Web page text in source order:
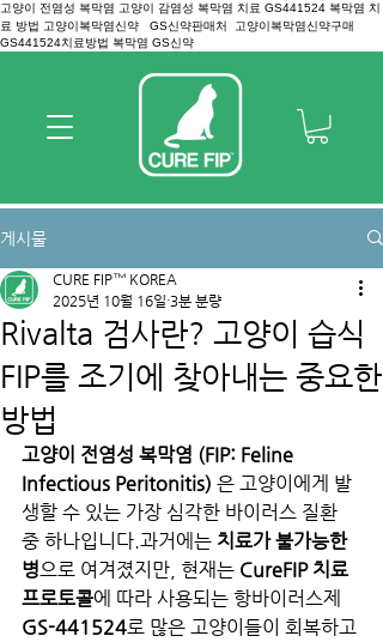
고양이 전염성 복막염 고양이 감염성 복막염 치료 GS441524 복막염 치
료 방법 고양이복막염신약 GS신약판매처 고양이복막염신약구매
GS441524치료방법 복막염 GS신약
게시물
Rivalta 검사란? 고양이 습식
FIP를 조기에 찾아내는 중요한
방법
CURE FIP™ KOREA
2025년 10월 16일 3분 분량
고양이 전염성 복막염 (FIP: Feline
Infectious Peritonitis) 은 고양이에게 발
생할 수 있는 가장 심각한 바이러스 질환
중 하나입니다.과거에는 치료가 불가능한
병으로 여겨졌지만, 현재는 CureFIP 치료
프로토콜에 따라 사용되는 항바이러스제
GS-441524로 많은 고양이들이 회복하고